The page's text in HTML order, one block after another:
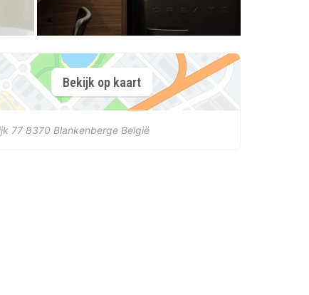
Bekijk op kaart
77 8370 Blankenberge België